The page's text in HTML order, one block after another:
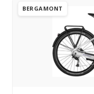
BERGAMONT